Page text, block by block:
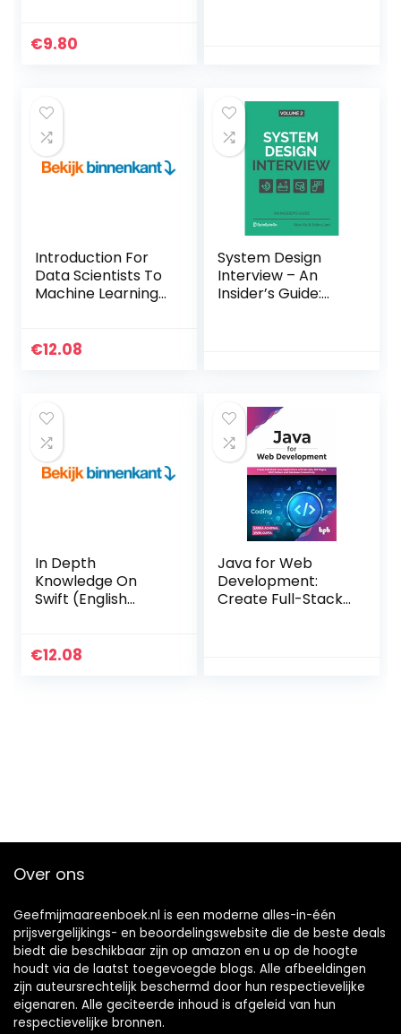
Pro in No Time
… OneDrive, and
Teams (English
Edition) Kindle-
editie
€9.80
Introduction For
Data Scientists To
Machine Learning
Kindle-editie
€12.08
System Design
Interview – An
Insider’s Guide:
In Depth
Knowledge On
Swift (English
€12.08
Java for Web
Development:
Create Full-Stack
Over ons
Geefmijmaareenboek.nl is een moderne alles-in-één
prijsvergelijkings- en beoordelingswebsite die de beste deals
biedt die beschikbaar zijn op amazon en u op de hoogte
houdt via de laatst toegevoegde blogs. Alle afbeeldingen
zijn auteursrechtelijk beschermd door hun respectievelijke
eigenaren. Alle geciteerde inhoud is afgeleid van hun
respectievelijke bronnen.